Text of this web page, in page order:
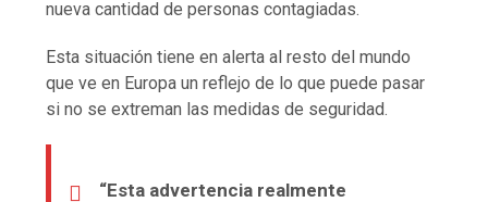
nueva cantidad de personas contagiadas.
Esta situación tiene en alerta al resto del mundo
que ve en Europa un reflejo de lo que puede pasar
si no se extreman las medidas de seguridad.
“Esta advertencia realmente